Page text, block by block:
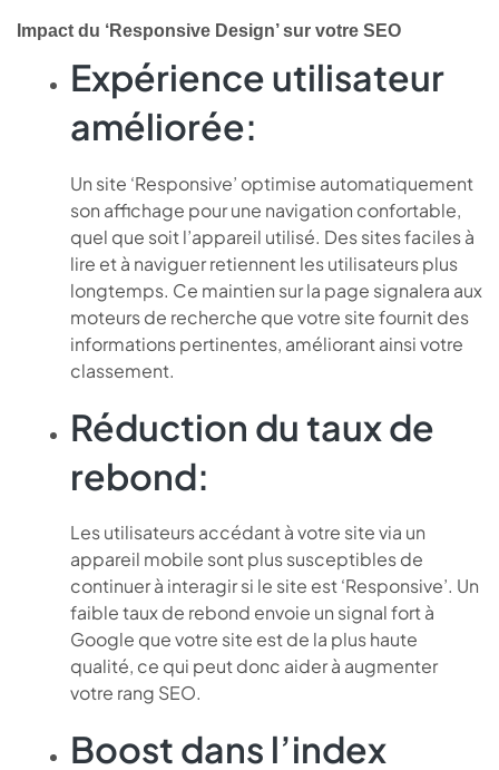
Impact du ‘Responsive Design’ sur votre SEO
Expérience utilisateur
améliorée:
Un site ‘Responsive’ optimise automatiquement
son affichage pour une navigation confortable,
quel que soit l’appareil utilisé. Des sites faciles à
lire et à naviguer retiennent les utilisateurs plus
longtemps. Ce maintien sur la page signalera aux
moteurs de recherche que votre site fournit des
informations pertinentes, améliorant ainsi votre
classement.
Réduction du taux de
rebond:
Les utilisateurs accédant à votre site via un
appareil mobile sont plus susceptibles de
continuer à interagir si le site est ‘Responsive’. Un
faible taux de rebond envoie un signal fort à
Google que votre site est de la plus haute
qualité, ce qui peut donc aider à augmenter
votre rang SEO.
Boost dans l’index